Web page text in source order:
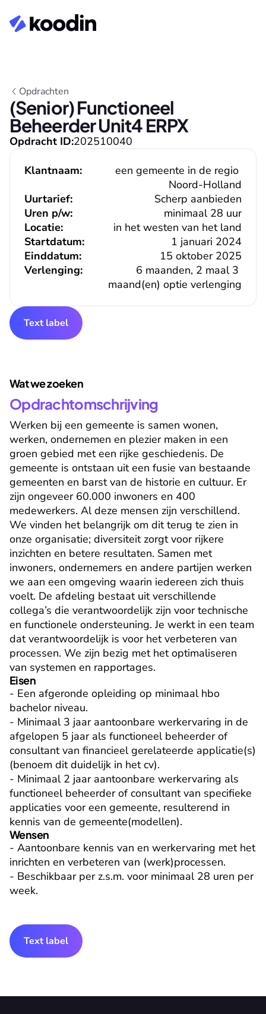
Opdrachten
(Senior) Functioneel
Beheerder Unit4 ERPX
Opdracht ID:202510040
Klantnaam:
een gemeente in de regio
Noord-Holland
Uurtarief:
Scherp aanbieden
minimaal 28 uur
Uren p/w:
Locatie:
in het westen van het land
Verlenging:
6 maanden, 2 maal 3
maand(en) optie verlenging
Einddatum: 15 oktober 2025
Startdatum: 1 januari 2024
Text label
Wat we zoeken
Opdrachtomschrijving
Werken bij een gemeente is samen wonen,
werken, ondernemen en plezier maken in een
groen gebied met een rijke geschiedenis. De
gemeente is ontstaan uit een fusie van bestaande
gemeenten en barst van de historie en cultuur. Er
zijn ongeveer 60.000 inwoners en 400
medewerkers. Al deze mensen zijn verschillend.
We vinden het belangrijk om dit terug te zien in
onze organisatie; diversiteit zorgt voor rijkere
inzichten en betere resultaten. Samen met
inwoners, ondernemers en andere partijen werken
we aan een omgeving waarin iedereen zich thuis
voelt. De afdeling bestaat uit verschillende
collega’s die verantwoordelijk zijn voor technische
en functionele ondersteuning. Je werkt in een team
dat verantwoordelijk is voor het verbeteren van
processen. We zijn bezig met het optimaliseren
van systemen en rapportages.
Eisen
- Een afgeronde opleiding op minimaal hbo
bachelor niveau.
- Minimaal 3 jaar aantoonbare werkervaring in de
afgelopen 5 jaar als functioneel beheerder of
consultant van financieel gerelateerde applicatie(s)
(benoem dit duidelijk in het cv).
- Minimaal 2 jaar aantoonbare werkervaring als
functioneel beheerder of consultant van specifieke
applicaties voor een gemeente, resulterend in
kennis van de gemeente(modellen).
Wensen
- Aantoonbare kennis van en werkervaring met het
inrichten en verbeteren van (werk)processen.
- Beschikbaar per z.s.m. voor minimaal 28 uren per
week.
Text label